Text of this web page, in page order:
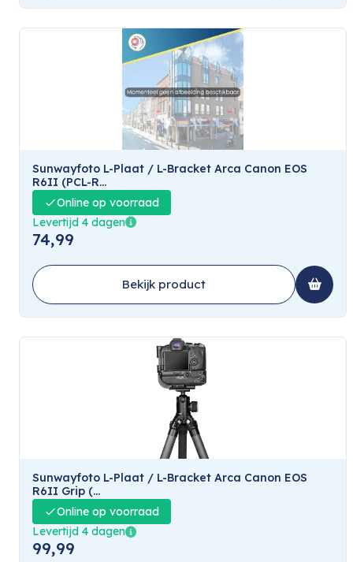
Sunwayfoto L-Plaat / L-Bracket Arca Canon EOS
R6II (PCL-R...
Online op voorraad
Levertijd 4 dagen
74,99
Bekijk product
Sunwayfoto L-Plaat / L-Bracket Arca Canon EOS
R6II Grip (...
Online op voorraad
Levertijd 4 dagen
99,99